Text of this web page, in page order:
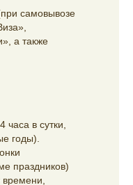
самовывозе
а также
в сутки,
годы).
праздников)